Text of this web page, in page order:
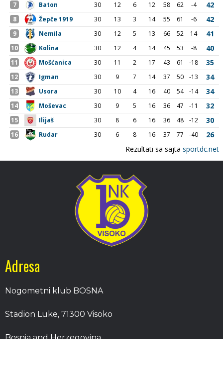
Adresa
Nogometni klub BOSNA
Stadion Luke, 71300 Visoko
Bosnia and Herzegovina